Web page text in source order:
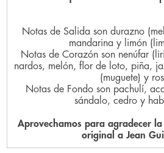
Notas de Salida son durazno
mandarina y limón
Notas de Corazón son nenúfar
nardos, melón, flor de loto, piña,
(muguete) y
Notas de Fondo son pachulí,
sándalo, cedro y
Aprovechamos para agradecer
original a Jean